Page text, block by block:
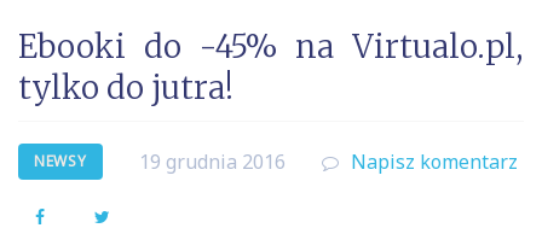
Ebooki do -45% na Virtualo.pl,
tylko do jutra!
NEWSY 19 grudnia 2016 Napisz komentarz
Facebook